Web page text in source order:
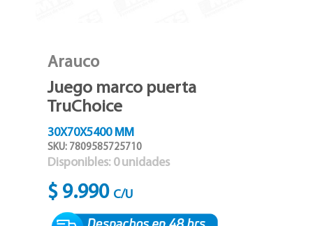
Arauco
Juego marco puerta
TruChoice
30X70X5400 MM
SKU: 7809585725710
Disponibles: 0unidades
$ 9.990 C/U